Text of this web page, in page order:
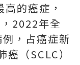
的癌症，
2022年全
，占癌症新
癌（SCLC）